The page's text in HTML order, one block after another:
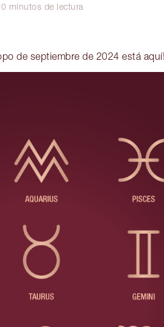
minutos de lectura
de septiembre de 2024 está aquí!